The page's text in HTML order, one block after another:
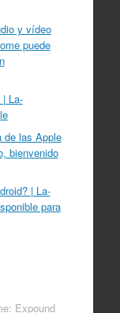
y vídeo
puede
La-
de las Apple
bienvenido
| La-
para
Expound